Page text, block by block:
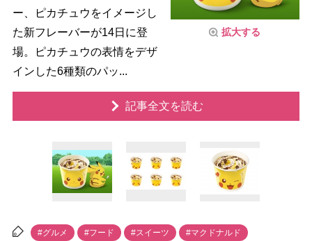
拡大する
ー、ピカチュウをイメージし
た新フレーバーが14日に登
場。ピカチュウの表情をデザ
インした6種類のパッ...
記事全文を読む
#グルメ #フード #スイーツ #マクドナルド